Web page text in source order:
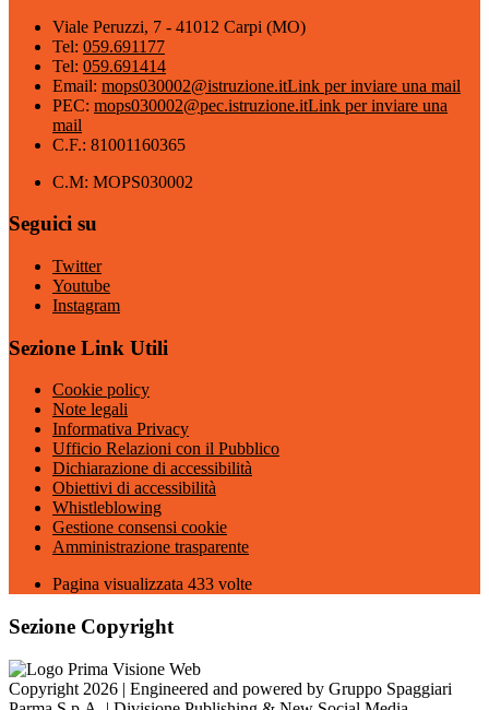
Viale Peruzzi, 7 - 41012 Carpi (MO)
Tel: 059.691177
Tel: 059.691414
Email: mops030002@istruzione.itLink per inviare una mail
PEC: mops030002@pec.istruzione.itLink per inviare una
mail
C.F.: 81001160365
C.M: MOPS030002
Seguici su
Twitter
Youtube
Instagram
Sezione Link Utili
Cookie policy
Note legali
Informativa Privacy
Ufficio Relazioni con il Pubblico
Dichiarazione di accessibilità
Obiettivi di accessibilità
Whistleblowing
Gestione consensi cookie
Amministrazione trasparente
Pagina visualizzata 433 volte
Sezione Copyright
Copyright 2026 | Engineered and powered by Gruppo Spaggiari